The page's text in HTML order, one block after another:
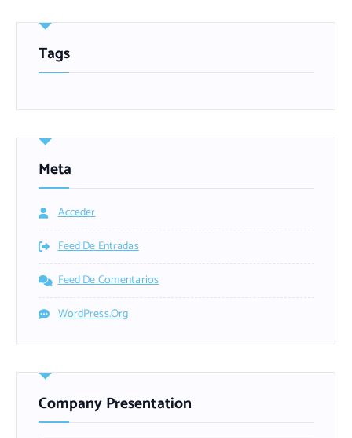
Tags
Meta
Acceder
Feed De Entradas
Feed De Comentarios
WordPress.org
Company Presentation